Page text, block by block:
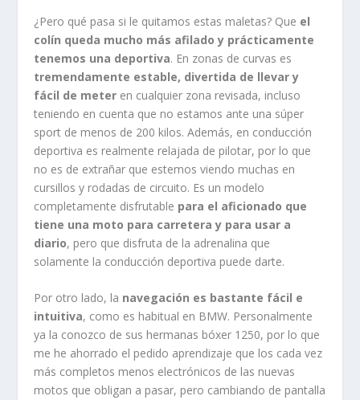
¿Pero qué pasa si le quitamos estas maletas? Que el
colín queda mucho más afilado y prácticamente
tenemos una deportiva. En zonas de curvas es
tremendamente estable, divertida de llevar y
fácil de meter en cualquier zona revisada, incluso
teniendo en cuenta que no estamos ante una súper
sport de menos de 200 kilos. Además, en conducción
deportiva es realmente relajada de pilotar, por lo que
no es de extrañar que estemos viendo muchas en
cursillos y rodadas de circuito. Es un modelo
completamente disfrutable para el aficionado que
tiene una moto para carretera y para usar a
diario, pero que disfruta de la adrenalina que
solamente la conducción deportiva puede darte.
Por otro lado, la navegación es bastante fácil e
intuitiva, como es habitual en BMW. Personalmente
ya la conozco de sus hermanas bóxer 1250, por lo que
me he ahorrado el pedido aprendizaje que los cada vez
más completos menos electrónicos de las nuevas
motos que obligan a pasar, pero cambiando de pantalla